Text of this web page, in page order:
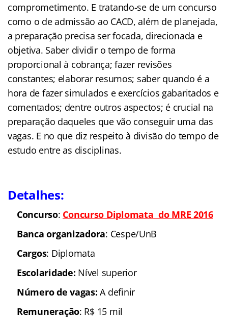
comprometimento. E tratando-se de um concurso
como o de admissão ao CACD, além de planejada,
a preparação precisa ser focada, direcionada e
objetiva. Saber dividir o tempo de forma
proporcional à cobrança; fazer revisões
constantes; elaborar resumos; saber quando é a
hora de fazer simulados e exercícios gabaritados e
comentados; dentre outros aspectos; é crucial na
preparação daqueles que vão conseguir uma das
vagas. E no que diz respeito à divisão do tempo de
estudo entre as disciplinas.
Detalhes:
Concurso: Concurso Diplomata do MRE 2016
Banca organizadora: Cespe/UnB
Cargos: Diplomata
Escolaridade: Nível superior
Número de vagas:A definir
Remuneração: R$ 15 mil